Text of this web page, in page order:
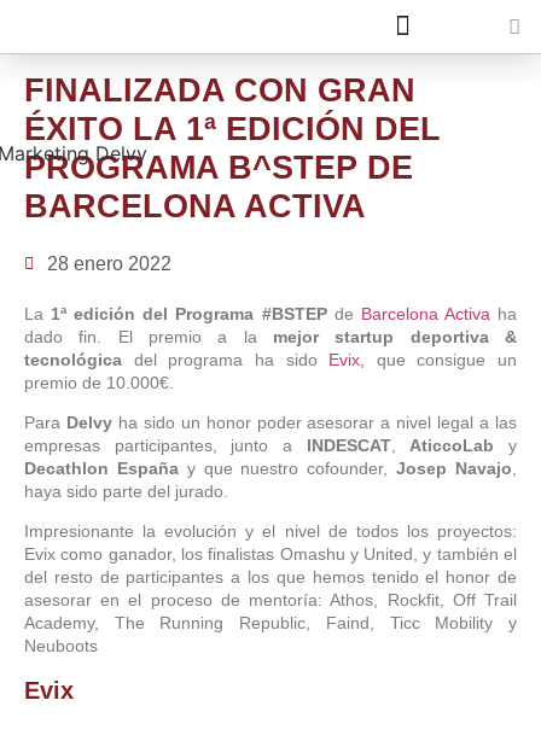
FINALIZADA CON GRAN
ÉXITO LA 1ª EDICIÓN DEL
PROGRAMA B^STEP DE
BARCELONA ACTIVA
28 enero 2022
La 1ª edición del Programa #BSTEPde Barcelona Activa ha
dado fin. El premio a la mejor startup deportiva &
tecnológica del programa ha sido Evix,
que consigue un
premio de 10.000€.
Para Delvyha sido un honor poder asesorar a nivel legal a las
empresas participantes, junto a INDESCAT, AticcoLab y
Decathlon Españay que nuestro cofounder,Josep Navajo
haya sido parte del jurado.
Impresionante la evolución y el nivel de todos los proyectos:
Evix como ganador, los finalistas Omashu y United, y también el
del resto de participantes a los que hemos tenido el honor de
asesorar en el proceso de mentoría: Athos, Rockfit, Off Trail
Academy, The Running Republic, Faind, Ticc Mobility y
Neuboots
Evix